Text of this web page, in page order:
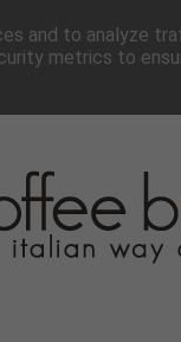
PAGINE▼
and to analyze
metrics to